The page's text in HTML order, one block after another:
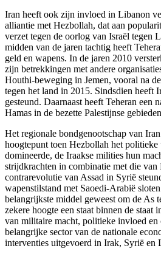
Iran heeft ook zijn invloed in Libanon
alliantie met Hezbollah, dat aan
verzet tegen de oorlog van Israël tegen
midden van de jaren tachtig heeft
geld en wapens. In de jaren 2010
zijn betrekkingen met andere
Houthi-beweging in Jemen, vooral na
tegen het land in 2015. Sindsdien heeft
gesteund. Daarnaast heeft Teheran een
Hamas in de bezette Palestijnse
Het regionale bondgenootschap van
hoogtepunt toen Hezbollah het
domineerde, de Iraakse milities hun
strijdkrachten in combinatie met die van
contrarevolutie van Assad in Syrië
wapenstilstand met Saoedi-Arabië
belangrijkste middel geweest om de As
zekere hoogte een staat binnen de staat
van militaire macht, politieke invloed en
belangrijke sector van de nationale
interventies uitgevoerd in Irak, Syrië en